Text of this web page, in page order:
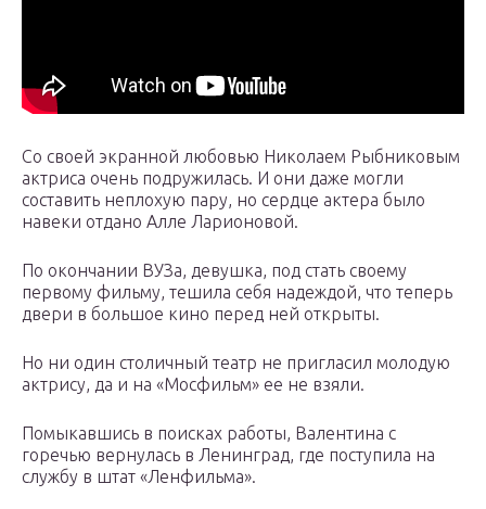
Со своей экранной любовью Николаем Рыбниковым
актриса очень подружилась. И они даже могли
составить неплохую пару, но сердце актера было
навеки отдано Алле Ларионовой.
По окончании ВУЗа, девушка, под стать своему
первому фильму, тешила себя надеждой, что теперь
двери в большое кино перед ней открыты.
Но ни один столичный театр не пригласил молодую
актрису, да и на «Мосфильм» ее не взяли.
Помыкавшись в поисках работы, Валентина с
горечью вернулась в Ленинград, где поступила на
службу в штат «Ленфильма».